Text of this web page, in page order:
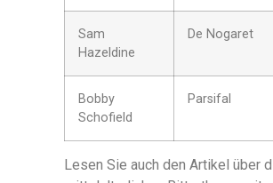
Sam
Hazeldine
De Nogaret
Bobby
Schofield
Parsifal
Lesen Sie auch den Artikel über